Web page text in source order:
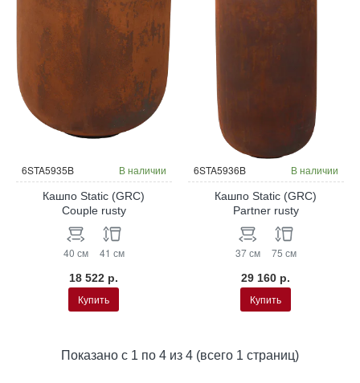
6STA5935B В наличии
Кашпо Static (GRC)
Couple rusty
40 см 41 см
18 522 р.
Купить
6STA5936B В наличии
Кашпо Static (GRC)
Partner rusty
37 см 75 см
29 160 р.
Купить
Показано с 1 по 4 из 4 (всего 1 страниц)